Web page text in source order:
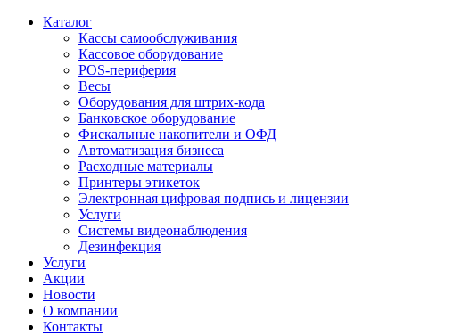
Каталог
Кассы самообслуживания
Кассовое оборудование
POS-периферия
Весы
Оборудования для штрих-кода
Банковское оборудование
Фискальные накопители и ОФД
Автоматизация бизнеса
Расходные материалы
Принтеры этикеток
Электронная цифровая подпись и лицензии
Услуги
Системы видеонаблюдения
Дезинфекция
Услуги
Акции
Новости
О компании
Контакты